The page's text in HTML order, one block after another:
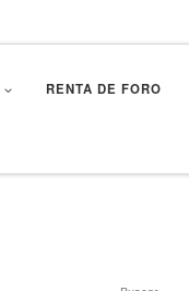
RENTA DE FORO